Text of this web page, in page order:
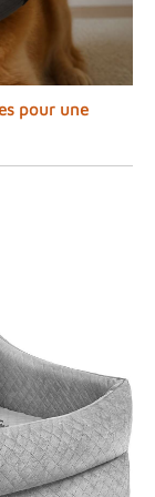
pour une